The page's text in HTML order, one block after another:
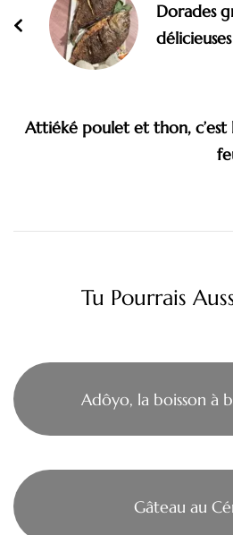
Dorades
délicieuses
Attiéké poulet et thon, c’est
Tu Pourrais
Adôyo, la boisson à
Gâteau au